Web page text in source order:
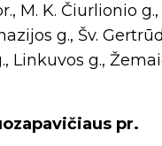
M. K. Čiurlionio
g., Šv.
Linkuvos g.,
pr.